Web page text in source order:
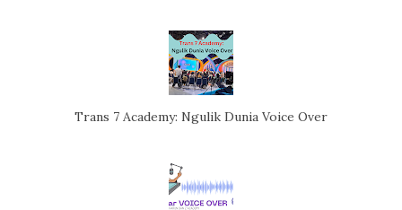
Trans 7 Academy: Ngulik Dunia Voice Over